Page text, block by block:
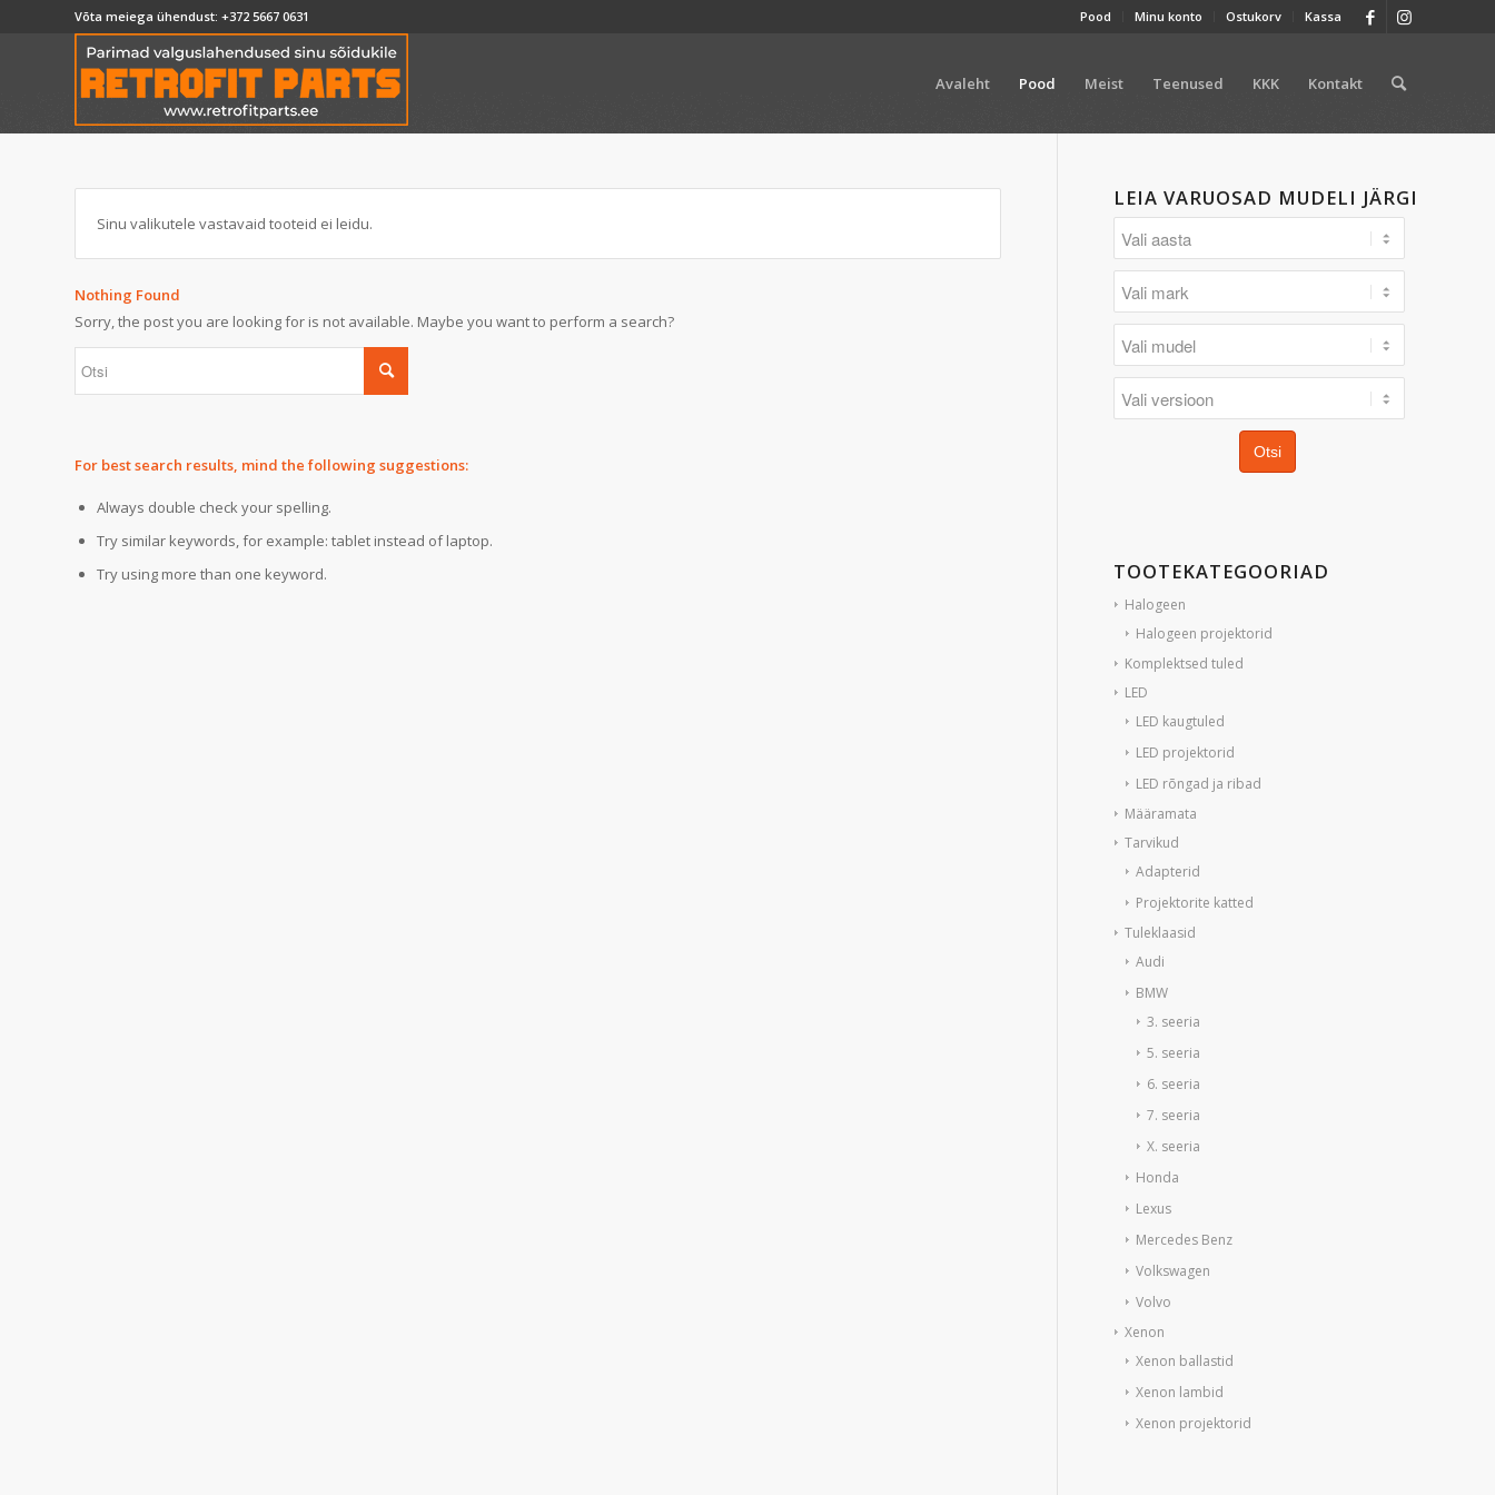
Pood Minu konto Ostukorv Kassa
Võta meiega ühendust: +372 5667 0631
Avaleht Pood Meist Teenused KKK Kontakt
Sinu valikutele vastavaid tooteid ei leidu.
Nothing Found
Sorry, the post you are looking for is not available. Maybe you want to perform a search?
For best search results, mind the following suggestions:
Always double check your spelling.
Try similar keywords, for example: tablet instead of laptop.
Try using more than one keyword.
LEIA VARUOSAD MUDELI JÄRGI
TOOTEKATEGOORIAD
Halogeen
Halogeen projektorid
Komplektsed tuled
LED
LED kaugtuled
LED projektorid
LED rõngad ja ribad
Määramata
Tarvikud
Adapterid
Projektorite katted
Tuleklaasid
Audi
BMW
3. seeria
5. seeria
6. seeria
7. seeria
X. seeria
Honda
Lexus
Mercedes Benz
Volkswagen
Volvo
Xenon
Xenon ballastid
Xenon lambid
Xenon projektorid